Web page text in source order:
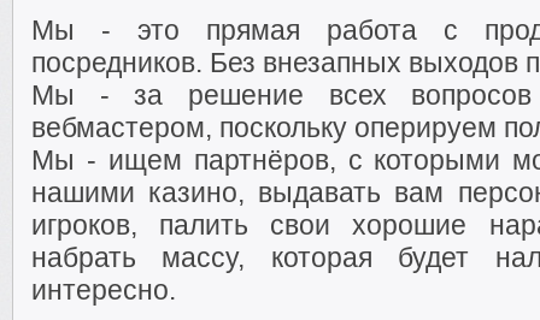
Мы - это прямая работа с
посредников. Без внезапных выходов
Мы - за решение всех
вебмастером, поскольку оперируем
Мы - ищем партнёров, с которыми
нашими казино, выдавать вам
игроков, палить свои хорошие
набрать массу, которая будет
интересно.